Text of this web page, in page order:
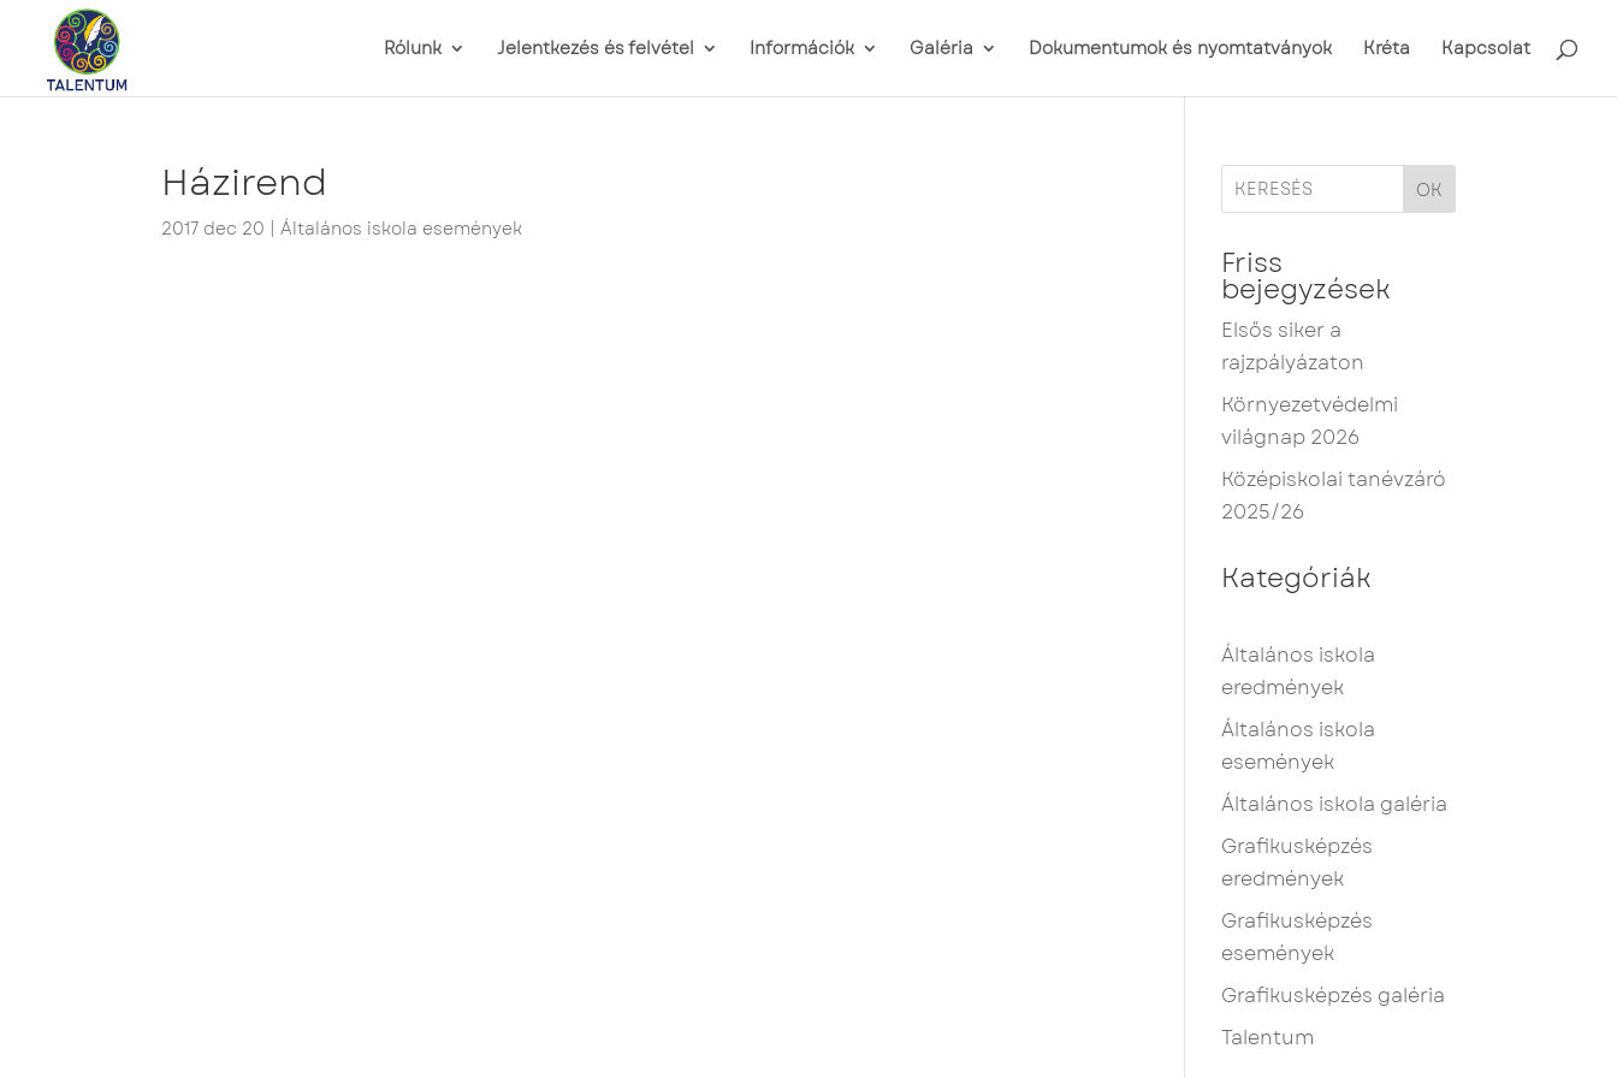
Rólunk Jelentkezés és felvétel Információk Galéria Dokumentumok és nyomtatványok Kréta Kapcsolat
Házirend
2017 dec 20 |Általános iskola események
OK
Friss
bejegyzések
Elsős siker a
rajzpályázaton
Környezetvédelmi
világnap 2026
Középiskolai tanévzáró
2025/26
Kategóriák
Általános iskola
eredmények
Általános iskola
események
Általános iskola galéria
Grafikusképzés
eredmények
Grafikusképzés
események
Grafikusképzés galéria
Talentum